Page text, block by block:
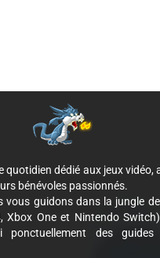
quotidien dédié aux jeux vidéo,
bénévoles passionnés.
vous guidons dans la jungle
Xbox One et Nintendo
ponctuellement des